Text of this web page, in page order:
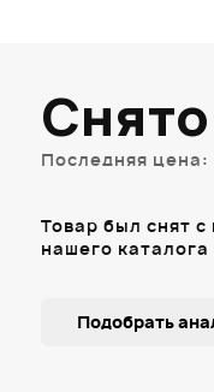
Последняя цена:
Товар был снят
нашего каталога
Подобрать